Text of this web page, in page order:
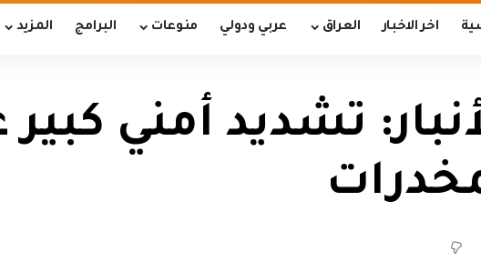
اخر الاخبار العراق عربي ودولي منوعات البرامج المزيد
تشديد أمني